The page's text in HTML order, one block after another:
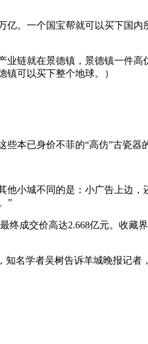
。一个国宝帮就可以买下国
业链就在景德镇，景德镇一件
可以买下整个地球。）
本已身价不菲的“高仿”古瓷器
小城不同的是：小广告上边，
”
终成交价高达2.668亿元。收藏
知名学者吴树告诉羊城晚报记